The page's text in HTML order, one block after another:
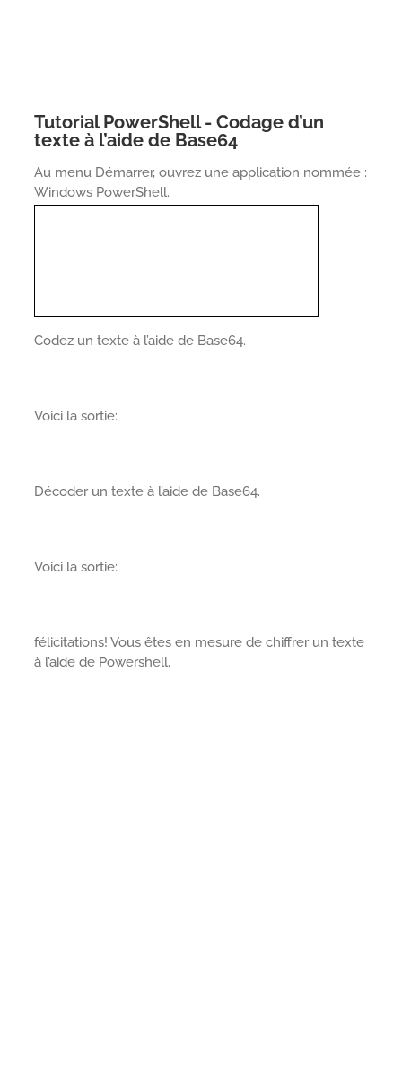
Tutorial PowerShell - Codage d’un
texte à l’aide de Base64
Au menu Démarrer, ouvrez une application nommée :
Windows PowerShell.
Codez un texte à l’aide de Base64.
Voici la sortie:
Décoder un texte à l’aide de Base64.
Voici la sortie:
félicitations! Vous êtes en mesure de chiffrer un texte
à l’aide de Powershell.